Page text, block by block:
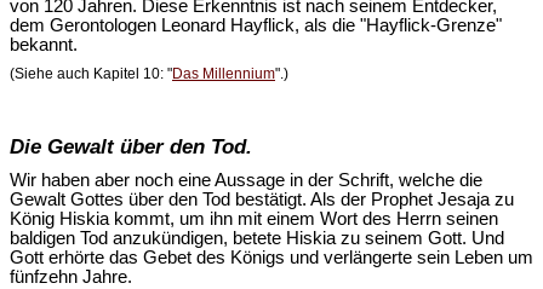
von 120 Jahren. Diese Erkenntnis ist nach seinem Entdecker,
dem Gerontologen Leonard Hayflick, als die "Hayflick-Grenze"
bekannt.
(Siehe auch Kapitel 10: "Das Millennium".)
Die Gewalt über den Tod.
Wir haben aber noch eine Aussage in der Schrift, welche die
Gewalt Gottes über den Tod bestätigt. Als der Prophet Jesaja zu
König Hiskia kommt, um ihn mit einem Wort des Herrn seinen
baldigen Tod anzukündigen, betete Hiskia zu seinem Gott. Und
Gott erhörte das Gebet des Königs und verlängerte sein Leben um
fünfzehn Jahre.